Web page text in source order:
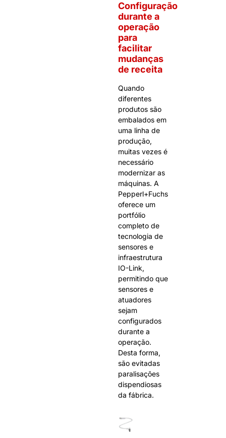
Configuração
durante a
operação
para
facilitar
mudanças
de receita
Quando
diferentes
produtos são
embalados em
uma linha de
produção,
muitas vezes é
necessário
modernizar as
máquinas. A
Pepperl+Fuchs
oferece um
portfólio
completo de
tecnologia de
sensores e
infraestrutura
IO-Link,
permitindo que
sensores e
atuadores
sejam
configurados
durante a
operação.
Desta forma,
são evitadas
paralisações
dispendiosas
da fábrica.